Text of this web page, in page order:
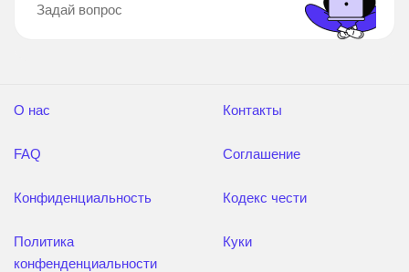
Задай вопрос
О нас
FAQ
Конфиденциальность
Политика
конфенденциальности
Контакты
Соглашение
Кодекс чести
Куки